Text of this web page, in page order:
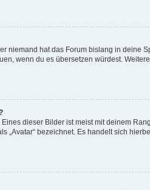
niemand hat das Forum bislang in deine
wenn du es übersetzen würdest.
dieser Bilder ist meist mit deinem
„Avatar“ bezeichnet. Es handelt sich